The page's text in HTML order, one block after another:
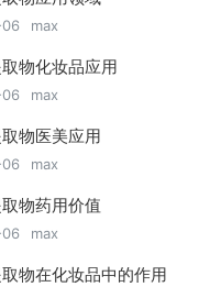
max
物化妆品应用
max
物医美应用
max
物药用价值
max
物在化妆品中的作用